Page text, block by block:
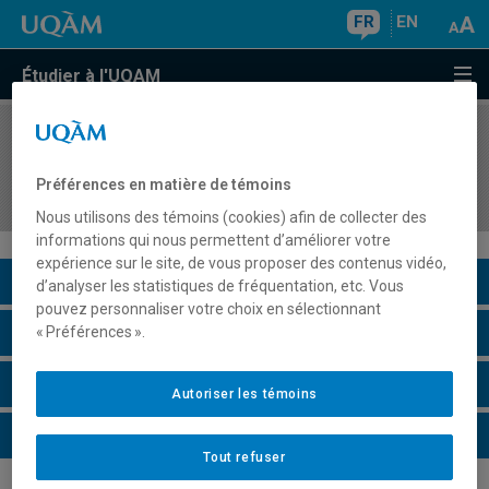
FR EN
Étudier à l'UQAM
COURS//
coloniale à nos jours
Description du cours
Horaire - Été 2026
Horaire - Automne 2026
Horaire - Hiver 2027
Préférences en matière de témoins
Nous utilisons des témoins (cookies) afin de collecter des
informations qui nous permettent d’améliorer votre
expérience sur le site, de vous proposer des contenus vidéo,
d’analyser les statistiques de fréquentation, etc. Vous
pouvez personnaliser votre choix en sélectionnant
« Préférences ».
Tout refuser
Autoriser les témoins